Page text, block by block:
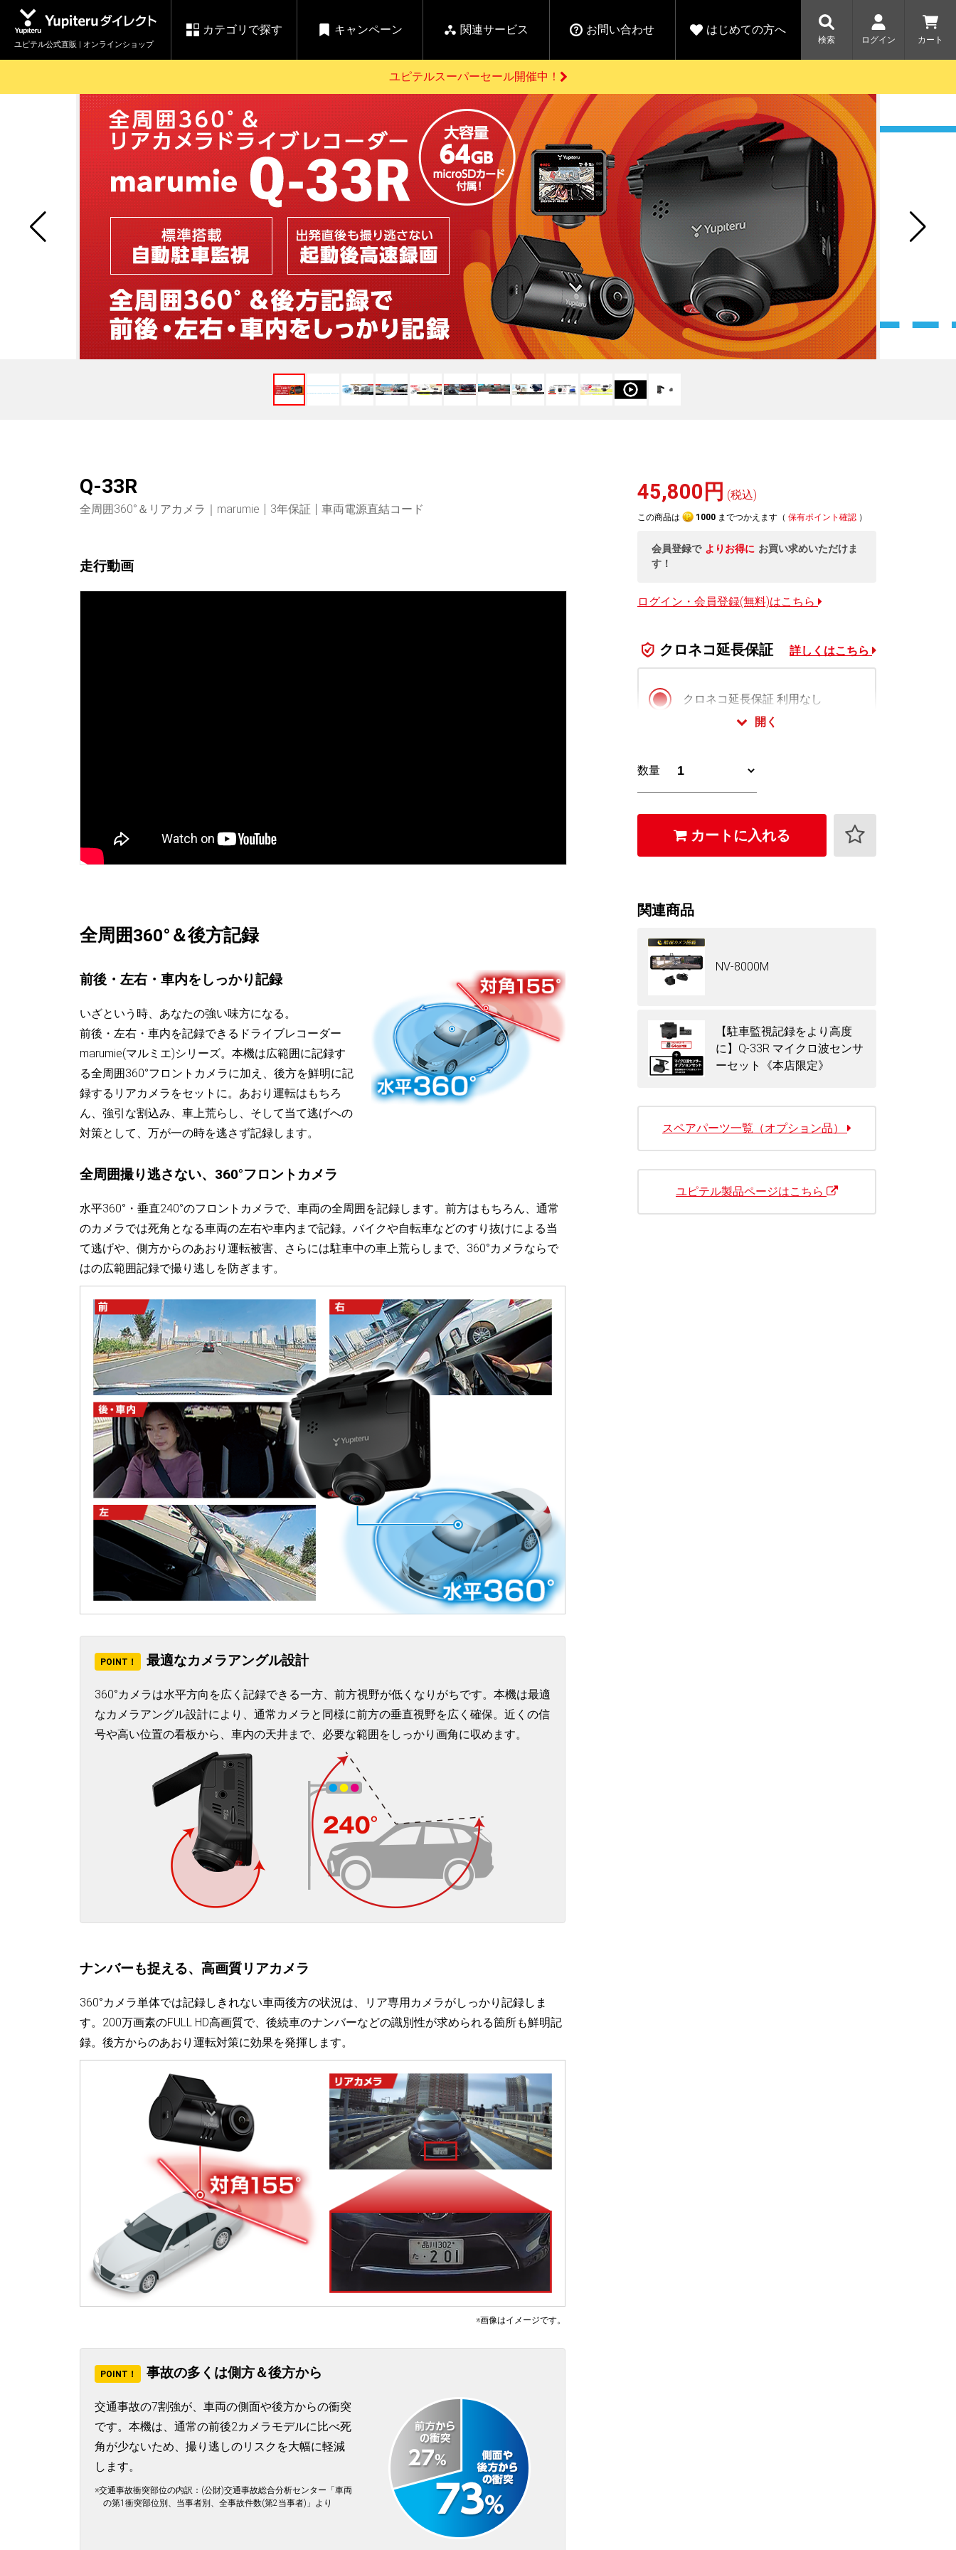
ユピテル公式直販 | オンラインショップ
カテゴリで探す キャンペーン 関連サービス お問い合わせ はじめての方へ
検索 ログイン カート
ドライブレコーダー レーダー探知機 ホームロボット ゴルフ WEB限定モデル
スペアパーツ
ダイレクト
ご購入はこちら
Yupiteruオリジナル
アイテム一覧
Yupiteruメタバース
バーチャルストア
人気
カテゴリ
アウトレット
駐車監視機能 標準搭載
駐車監視セット
サポートカー用品
大口注文はこちら
製品登録や最新情報はこちら GPSデータ更新のお申込はこちら ユピテル公式サイトはこちら
開催中のキャンペーン
セール
【8/17(月) 7:59ま
で】ユピテルスーパ
詳しくはこちら
セール告知
【告知】水曜市は毎
週水曜開催！全品
5%OFFクーポンプレ
詳しくはこちら
キャンペーン
人気モデル対象！乗
りかえ応援サービス
開催中
詳しくはこちら
【毎日開催！】ア
トレットセール
詳しくはこ
お役立ち情報・トピックス
お買い物ガイド
各種ご利用方法はこちら
よくあるご質問
お問い合わせ前のご確認はこちら
お問い合わせ
各種お問い合わせはこちら
さがす
ドライブレコーダーを比較して探す レーダー探知機を探す ゴルフ商品を探す 純正スペアパーツを探す
ログインする
Yupiteruダイレクトの商品を
会員価格やポイントを利用してご購入頂けます
新規会員登録をする
Yupiteruダイレクトに新規会員登録いただくと、
登録後すぐに使える1000ポイントをプレゼント
ユピテルスーパーセール開催中！
Q-33R
全周囲360°＆リアカメラ｜marumie 3年保証 車両電源直結コード
走行動画
全周囲360°＆後方記録
前後・左右・車内をしっかり記録
いざという時、あなたの強い味方になる。
前後・左右・車内を記録できるドライブレコーダー
marumie(マルミエ)シリーズ。本機は広範囲に記録す
る全周囲360°フロントカメラに加え、後方を鮮明に記
録するリアカメラをセットに。あおり運転はもちろ
ん、強引な割込み、車上荒らし、そして当て逃げへの
対策として、万が一の時を逃さず記録します。
全周囲撮り逃さない、360°フロントカメラ
水平360°・垂直240°のフロントカメラで、車両の全周囲を記録します。前方はもちろん、通常
のカメラでは死角となる車両の左右や車内まで記録。バイクや自転車などのすり抜けによる当
て逃げや、側方からのあおり運転被害、さらには駐車中の車上荒らしまで、360°カメラならで
はの広範囲記録で撮り逃しを防ぎます。
POINT！ 最適なカメラアングル設計
360°カメラは水平方向を広く記録できる一方、前方視野が低くなりがちです。本機は最適
なカメラアングル設計により、通常カメラと同様に前方の垂直視野を広く確保。近くの信
号や高い位置の看板から、車内の天井まで、必要な範囲をしっかり画角に収めます。
ナンバーも捉える、高画質リアカメラ
360°カメラ単体では記録しきれない車両後方の状況は、リア専用カメラがしっかり記録しま
す。200万画素のFULL HD高画質で、後続車のナンバーなどの識別性が求められる箇所も鮮明記
録。後方からのあおり運転対策に効果を発揮します。
※画像はイメージです。
POINT！ 事故の多くは側方＆後方から
交通事故の7割強が、車両の側面や後方からの衝突
です。本機は、通常の前後2カメラモデルに比べ死
角が少ないため、撮り逃しのリスクを大幅に軽減
します。
※交通事故衝突部位の内訳：(公財)交通事故総合分析センター「車両
の第1衝突部位別、当事者別、全事故件数(第2当事者)」より
45,800円 (税込)
この商品は 1000 までつかえます（ 保有ポイント確認 ）
会員登録で よりお得に お買い求めいただけま
す！
ログイン・会員登録(無料)はこちら
クロネコ延長保証 詳しくはこちら
クロネコ延長保証 利用なし
クロネコ延長保証 プレミアム版
けます。
開く
数量
カートに入れる
関連商品
NV-8000M
【駐車監視記録をより高度
に】Q-33R マイクロ波センサ
ーセット《本店限定》
スペアパーツ一覧（オプション品）
ユピテル製品ページはこちら